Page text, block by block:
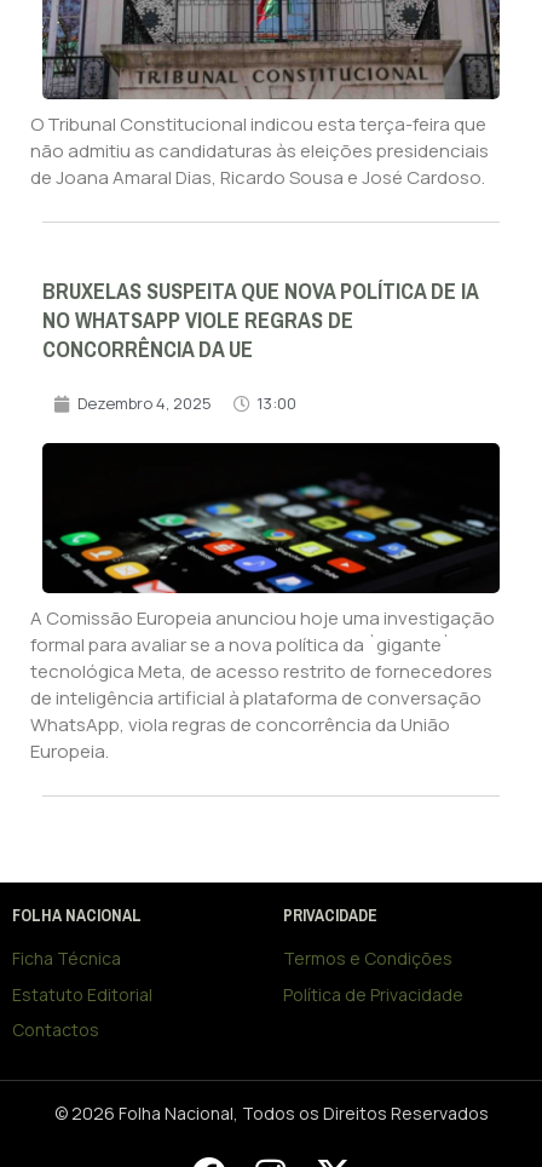
O Tribunal Constitucional indicou esta terça-feira que
não admitiu as candidaturas às eleições presidenciais
de Joana Amaral Dias, Ricardo Sousa e José Cardoso.
BRUXELAS SUSPEITA QUE NOVA POLÍTICA DE IA
NO WHATSAPP VIOLE REGRAS DE
CONCORRÊNCIA DA UE
Dezembro 4, 2025 13:00
A Comissão Europeia anunciou hoje uma investigação
formal para avaliar se a nova política da `gigante`
tecnológica Meta, de acesso restrito de fornecedores
de inteligência artificial à plataforma de conversação
WhatsApp, viola regras de concorrência da União
Europeia.
FOLHA NACIONAL
Ficha Técnica
Estatuto Editorial
Contactos
PRIVACIDADE
Termos e Condições
Política de Privacidade
© 2026 Folha Nacional, Todos os Direitos Reservados